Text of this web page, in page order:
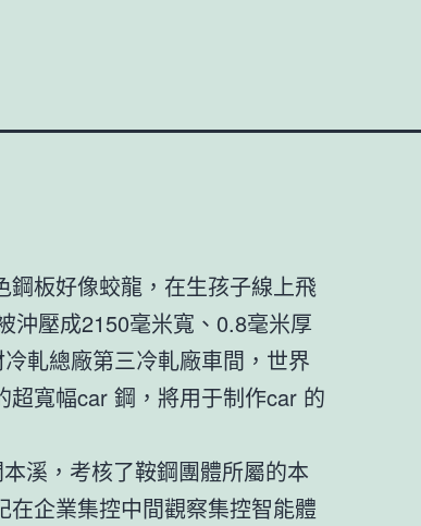
板好像蛟龍，在生孩子線上飛
沖壓成2150毫米寬、0.8毫米厚
軋總廠第三冷軋廠車間，世界
寬幅car 鋼，將用于制作car 的
溪，考核了鞍鋼團體所屬的本
企業集控中間觀察集控智能體